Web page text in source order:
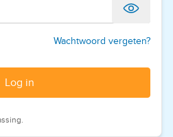
Wachtwoord vergeten?
Log in